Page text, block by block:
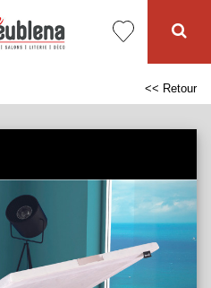
<< Retour